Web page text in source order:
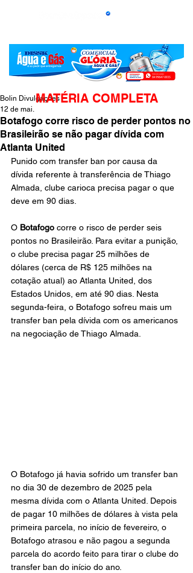
Botafogo corre risco de perder pontos no
Brasileirão se não pagar dívida com
Atlanta United
Bolin Divulgações
12 de mai.
Punido com transfer ban por causa da
dívida referente à transferência de Thiago
Almada, clube carioca precisa pagar o que
deve em 90 dias.
O Botafogo corre o risco de perder seis
pontos no Brasileirão. Para evitar a punição,
o clube precisa pagar 25 milhões de
dólares (cerca de R$ 125 milhões na
cotação atual) ao Atlanta United, dos
Estados Unidos, em até 90 dias. Nesta
segunda-feira, o Botafogo sofreu mais um
transfer ban pela dívida com os americanos
na negociação de Thiago Almada.
O Botafogo já havia sofrido um transfer ban
no dia 30 de dezembro de 2025 pela
mesma dívida com o Atlanta United. Depois
de pagar 10 milhões de dólares à vista pela
primeira parcela, no início de fevereiro, o
Botafogo atrasou e não pagou a segunda
parcela do acordo feito para tirar o clube do
transfer ban do início do ano.
MATÉRIA COMPLETA